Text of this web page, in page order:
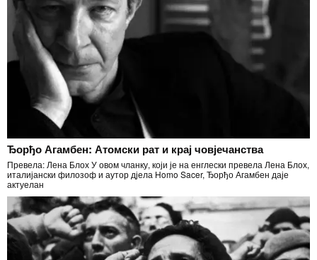
Ђорђо Агамбен: Атомски рат и крај човјечанства
Превела: Лена Блох У овом чланку, који је на енглески превела Лена Блох,
италијански филозоф и аутор дјела Homo Sacer, Ђорђо Агамбен даје
актуелан